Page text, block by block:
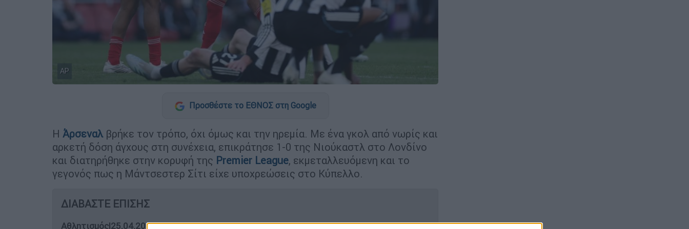
AP
Προσθέστε το ΕΘΝΟΣ στη Google
Η Άρσεναλ βρήκε τον τρόπο, όχι όμως και την ηρεμία. Με ένα γκολ από νωρίς και
αρκετή δόση άγχους στη συνέχεια, επικράτησε 1-0 της Νιούκαστλ στο Λονδίνο
και διατηρήθηκε στην κορυφή της Premier League, εκμεταλλευόμενη και το
γεγονός πως η Μάντσεστερ Σίτι είχε υποχρεώσεις στο Κύπελλο.
ΔΙΑΒΑΣΤΕ ΕΠΙΣΗΣ
Αθλητισμός|25.04.2026 21:31